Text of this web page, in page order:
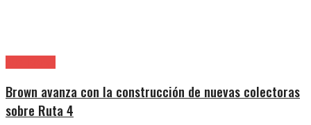
Brown avanza con la construcción de nuevas colectoras
sobre Ruta 4